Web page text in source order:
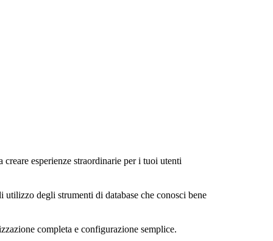
esperienze straordinarie per i tuoi utenti
degli strumenti di database che conosci bene
completa e configurazione semplice.